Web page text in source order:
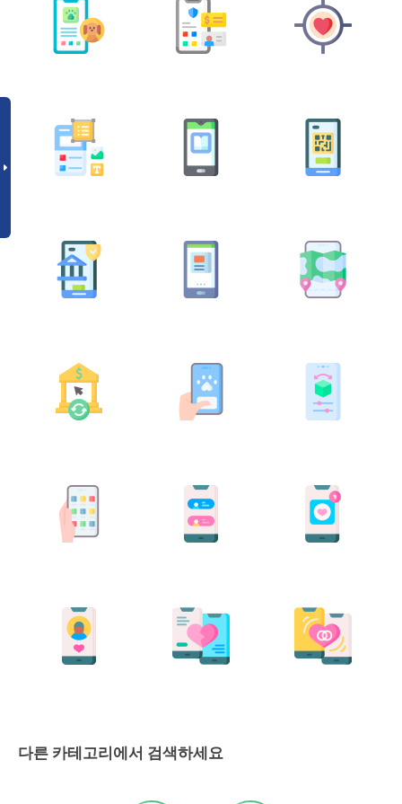
다른 카테고리에서 검색하세요